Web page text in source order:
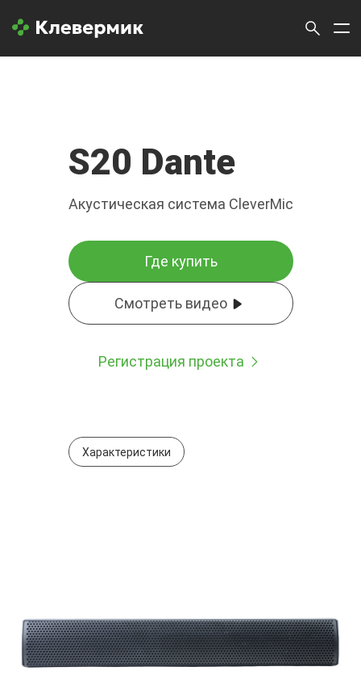
S20 Dante
Акустическая система CleverMic
Где купить
Смотреть видео
Регистрация проекта
Характеристики